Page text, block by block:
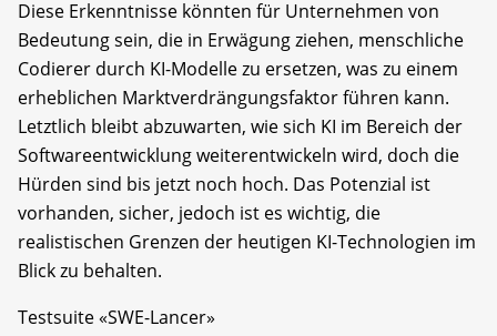
Diese Erkenntnisse könnten für Unternehmen von
Bedeutung sein, die in Erwägung ziehen, menschliche
Codierer durch KI-Modelle zu ersetzen, was zu einem
erheblichen Marktverdrängungsfaktor führen kann.
Letztlich bleibt abzuwarten, wie sich KI im Bereich der
Softwareentwicklung weiterentwickeln wird, doch die
Hürden sind bis jetzt noch hoch. Das Potenzial ist
vorhanden, sicher, jedoch ist es wichtig, die
realistischen Grenzen der heutigen KI-Technologien im
Blick zu behalten.
Testsuite «SWE-Lancer»